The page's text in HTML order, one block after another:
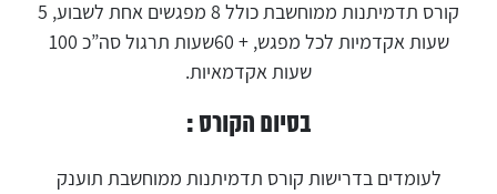
קורס תדמיתנות ממוחשבת כולל 8 מפגשים אחת לשבוע, 5
שעות אקדמיות לכל מפגש, + 60שעות תרגול סה”כ 100
שעות אקדמאיות.
בסיום הקורס :
לעומדים בדרישות קורס תדמיתנות ממוחשבת תוענק